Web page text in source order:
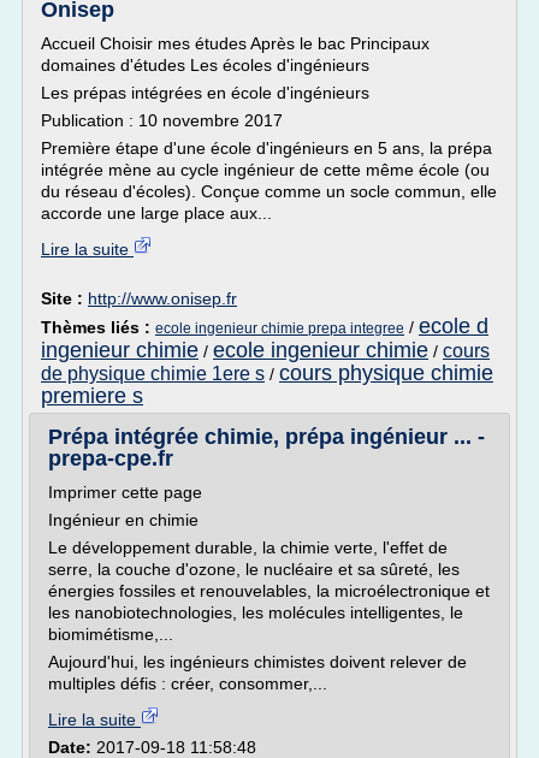
Onisep
Accueil Choisir mes études Après le bac Principaux
domaines d'études Les écoles d'ingénieurs
Les prépas intégrées en école d'ingénieurs
Publication : 10 novembre 2017
Première étape d'une école d'ingénieurs en 5 ans, la prépa
intégrée mène au cycle ingénieur de cette même école (ou
du réseau d'écoles). Conçue comme un socle commun, elle
accorde une large place aux...
Lire la suite
Site : http://www.onisep.fr
Thèmes liés : ecole ingenieur chimie prepa integree / ecole d
ingenieur chimie / ecole ingenieur chimie / cours
de physique chimie 1ere s / cours physique chimie
premiere s
Prépa intégrée chimie, prépa ingénieur ... -
prepa-cpe.fr
Imprimer cette page
Ingénieur en chimie
Le développement durable, la chimie verte, l'effet de
serre, la couche d'ozone, le nucléaire et sa sûreté, les
énergies fossiles et renouvelables, la microélectronique et
les nanobiotechnologies, les molécules intelligentes, le
biomimétisme,...
Aujourd'hui, les ingénieurs chimistes doivent relever de
multiples défis : créer, consommer,...
Lire la suite
Date: 2017-09-18 11:58:48